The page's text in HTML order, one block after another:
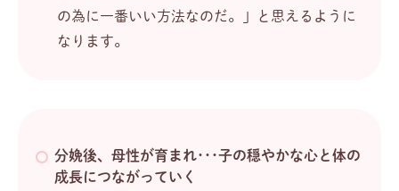
の為に一番いい方法なのだ。」と思えるように
なります。
分娩後、母性が育まれ･･･子の穏やかな心と体の
成長につながっていく